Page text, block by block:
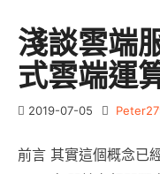
淺談雲端
式雲端運
2019-07-05
前言 其實這個概念已